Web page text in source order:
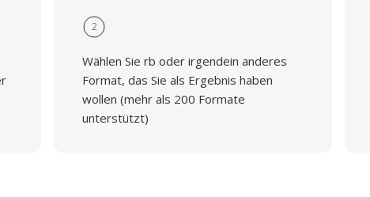
2
Wählen Sie rb oder irgendein anderes
Format, das Sie als Ergebnis haben
wollen (mehr als 200 Formate
unterstützt)